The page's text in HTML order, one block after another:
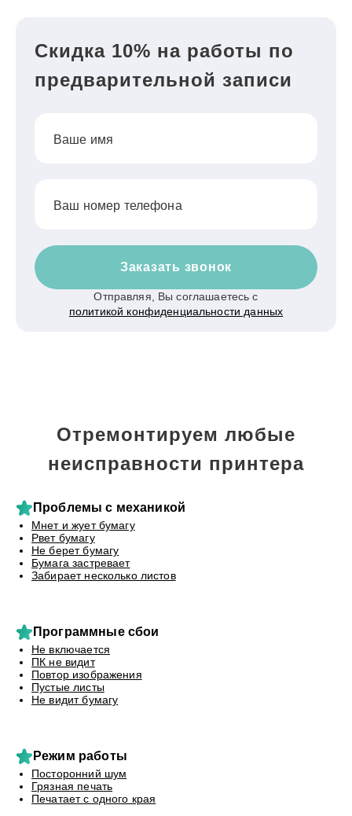
Скидка 10% на работы по
предварительной записи
Ваше имя
Ваш номер телефона
Заказать звонок
Отправляя, Вы соглашаетесь с
политикой конфиденциальности данных
Отремонтируем любые
неисправности принтера
Проблемы с механикой
Мнет и жует бумагу
Рвет бумагу
Не берет бумагу
Бумага застревает
Забирает несколько листов
Программные сбои
Не включается
ПК не видит
Повтор изображения
Пустые листы
Не видит бумагу
Режим работы
Посторонний шум
Грязная печать
Печатает с одного края